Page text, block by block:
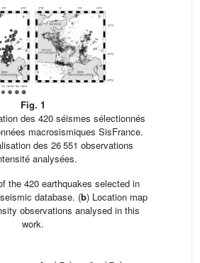
Fig. 1
des 420 séismes sélectionnés
macrosismiques SisFrance.
des 26 551 observations
analysées.
the 420 earthquakes selected in
database. (b) Location map
observations analysed in this
work.
) )